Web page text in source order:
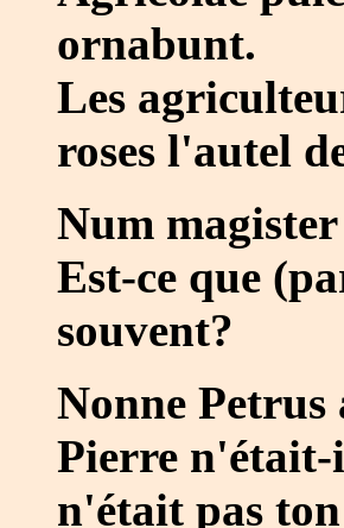
ornabunt.
Les
roses l'autel
Num
Est-ce que
souvent?
Nonne Petrus
Pierre n'était-
n'était pas